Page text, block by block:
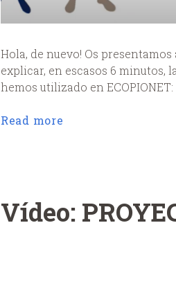
Hola, de nuevo! Os
explicar, en escasos 6 minutos,
hemos utilizado en
Read more
Vídeo: